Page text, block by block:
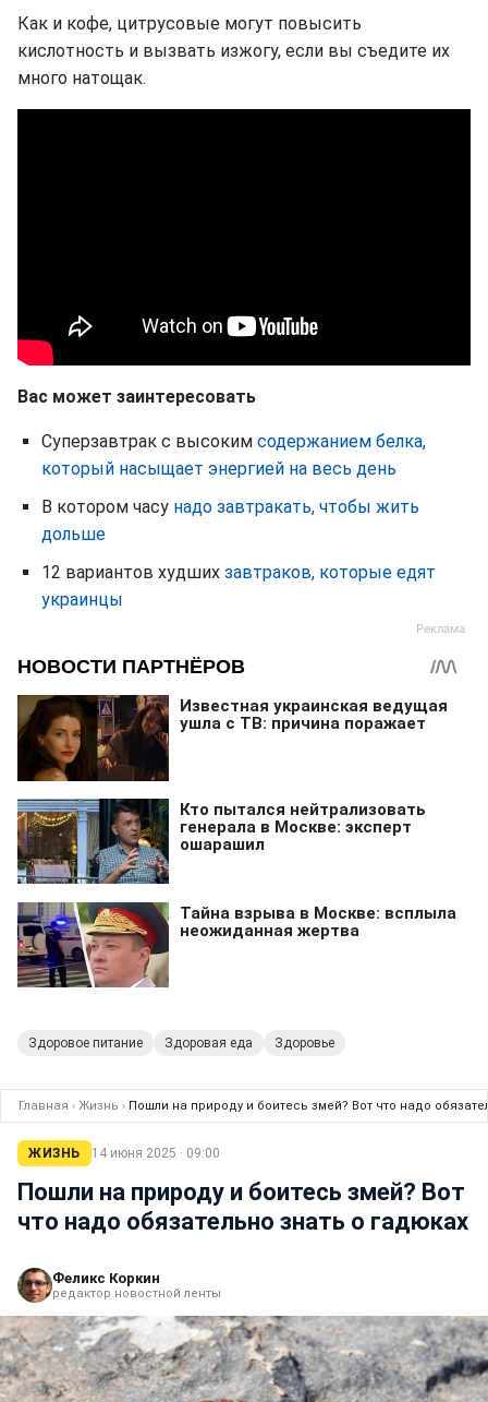
Как и кофе, цитрусовые могут повысить
кислотность и вызвать изжогу, если вы съедите их
много натощак.
Вас может заинтересовать
Суперзавтрак с высоким содержанием белка,
который насыщает энергией на весь день
В котором часу надо завтракать, чтобы жить
дольше
12 вариантов худших завтраков, которые едят
украинцы
Здоровое питание Здоровая еда Здоровье
Главная › Жизнь › Пошли на природу и боитесь змей? Вот что надо
ЖИЗНЬ 14 июня 2025 · 09:00
Пошли на природу и боитесь змей? Вот
что надо обязательно знать о гадюках
Феликс Коркин
редактор новостной ленты